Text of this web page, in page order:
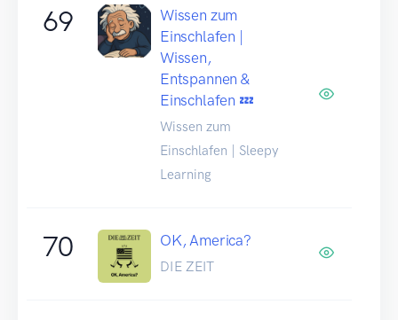
69
Wissen zum
Einschlafen |
Wissen,
Entspannen &
Einschlafen 💤
Wissen zum
Einschlafen | Sleepy
Learning
70 OK, America?
DIE ZEIT